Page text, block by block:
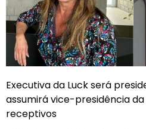
Executiva da Luck será
assumirá vice-presidência
receptivos